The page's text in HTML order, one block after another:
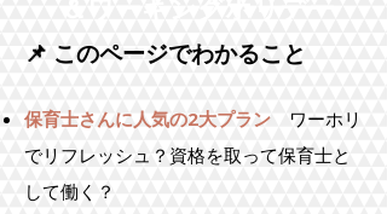
📌 このページでわかること
保育士さんに人気の2大プラン ワーホリ
でリフレッシュ？資格を取って保育士と
して働く？